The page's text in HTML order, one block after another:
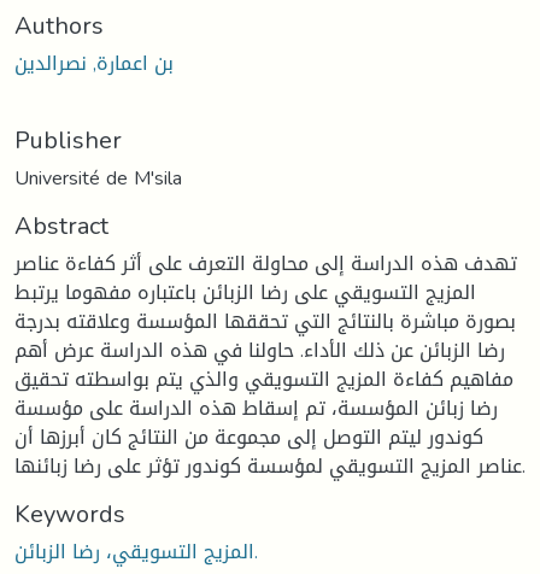
Authors
بن اعمارة, نصرالدين
Publisher
Université de M'sila
Abstract
تهدف هذه الدراسة إلى محاولة التعرف على أثر كفاءة عناصر
المزيج التسويقي على رضا الزبائن باعتباره مفهوما يرتبط
بصورة مباشرة بالنتائج التي تحققها المؤسسة وعلاقته بدرجة
رضا الزبائن عن ذلك الأداء. حاولنا في هذه الدراسة عرض أهم
مفاهيم كفاءة المزيج التسويقي والذي يتم بواسطته تحقيق
رضا زبائن المؤسسة، تم إسقاط هذه الدراسة على مؤسسة
كوندور ليتم التوصل إلى مجموعة من النتائج كان أبرزها أن
عناصر المزيج التسويقي لمؤسسة كوندور تؤثر على رضا زبائنها.
Keywords
المزيج التسويقي، رضا الزبائن.